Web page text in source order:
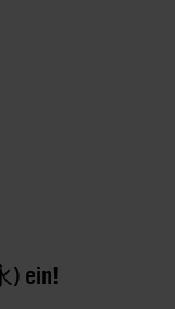
) ein!